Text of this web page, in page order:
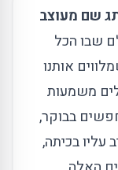
שם מעוצב
שבו הכל
אותנו
משמעות
בבוקר,
עליו בכיתה,